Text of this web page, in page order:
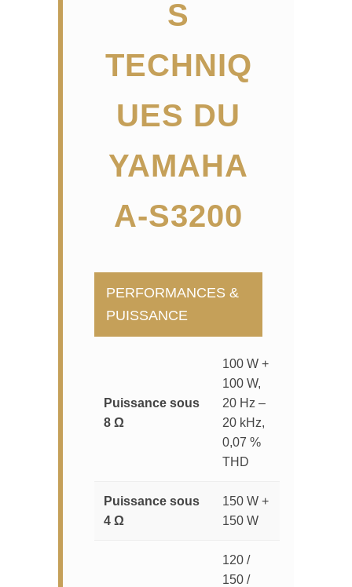
S
TECHNIQ
UES DU
YAMAHA
A-S3200
PERFORMANCES &
PUISSANCE
Puissance sous
8 Ω
100 W +
100 W,
20 Hz –
20 kHz,
0,07 %
THD
Puissance sous
4 Ω
150 W +
150 W
120 /
150 /